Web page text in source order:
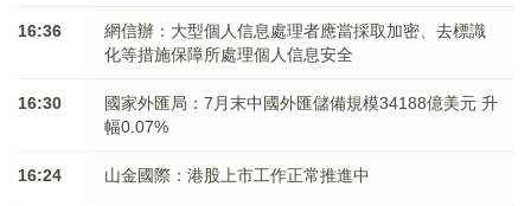
16:36
網信辦：大型個人信息處理者應當採取加密、去標識
化等措施保障所處理個人信息安全
16:30
國家外匯局：7月末中國外匯儲備規模34188億美元 升
幅0.07%
16:24 山金國際：港股上市工作正常推進中